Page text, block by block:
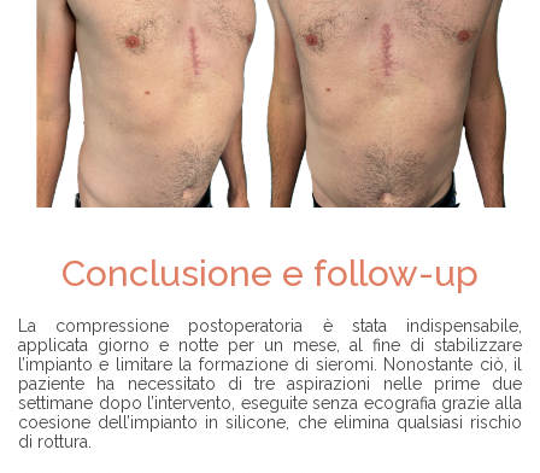
Conclusione e follow-up
La compressione postoperatoria è stata indispensabile,
applicata giorno e notte per un mese, al fine di stabilizzare
l’impianto e limitare la formazione di sieromi. Nonostante ciò, il
paziente ha necessitato di tre aspirazioni nelle prime due
settimane dopo l’intervento, eseguite senza ecografia grazie alla
coesione dell’impianto in silicone, che elimina qualsiasi rischio
di rottura.